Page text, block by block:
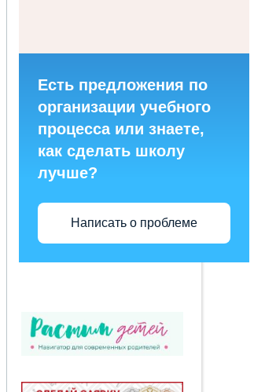
Есть предложения по
организации учебного
процесса или знаете,
как сделать школу
лучше?
Написать о проблеме